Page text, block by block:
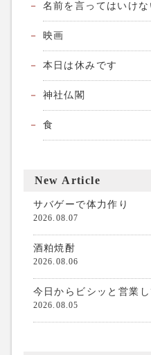
名前を言ってはいけ
映画
本日は休みです
神社仏閣
食
New Article
サバゲーで体力作り
2026.08.07
酒粕焼酎
2026.08.06
今日からビシッと営業し
2026.08.05